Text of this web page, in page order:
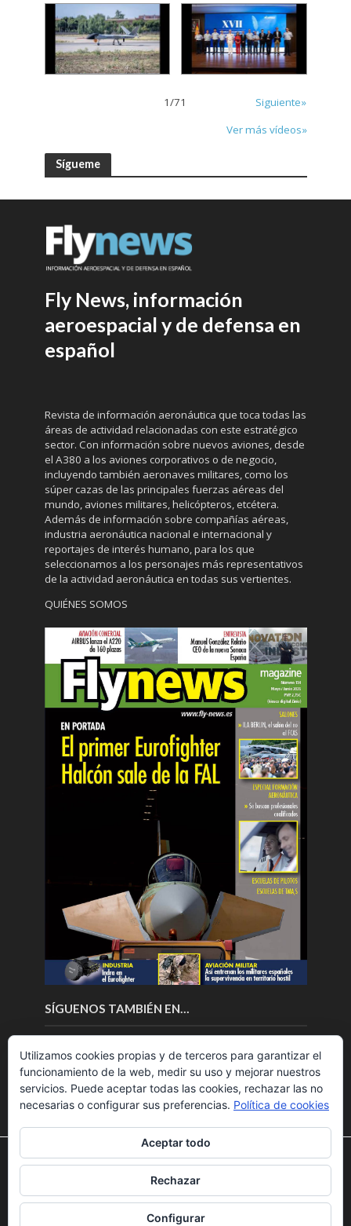
1/71
Siguiente»
Ver más vídeos»
Sígueme
Fly News, información
aeroespacial y de defensa en
español
Revista de información aeronáutica que toca todas las
áreas de actividad relacionadas con este estratégico
sector. Con información sobre nuevos aviones, desde
el A380 a los aviones corporativos o de negocio,
incluyendo también aeronaves militares, como los
súper cazas de las principales fuerzas aéreas del
mundo, aviones militares, helicópteros, etcétera.
Además de información sobre compañías aéreas,
industria aeronáutica nacional e internacional y
reportajes de interés humano, para los que
seleccionamos a los personajes más representativos
de la actividad aeronáutica en todas sus vertientes.
QUIÉNES SOMOS
SÍGUENOS TAMBIÉN EN…
Copyright © 2018.Fly News.Noticias aerospacial
UAS aviación comercial
Utilizamos cookies para ofrecerte la mejor experiencia en
nuestra web.
Puedes aprender más sobre qué cookies utilizamos o
desactivarlas en losajustes.
Utilizamos cookies propias y de terceros para garantizar el
funcionamiento de la web, medir su uso y mejorar nuestros
servicios. Puede aceptar todas las cookies, rechazar las no
necesarias o configurar sus preferencias. Política de cookies
Aceptar todo
Rechazar
Configurar